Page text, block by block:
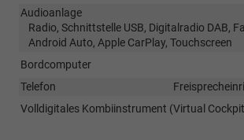
Audioanlage
Radio, Schnittstelle USB, Digitalradio DAB,
Android Auto, Apple CarPlay, Touchscreen
Bordcomputer
Telefon
Volldigitales Kombiinstrument (Virtual